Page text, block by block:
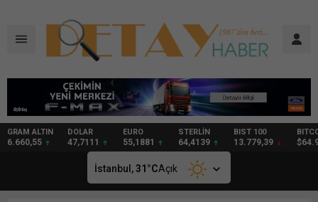
DOLAR
47,7111
EURO
55,1881
STERLİN
64,4139
BIST 100
13.779,39
BITCOIN
$64.963 97,57
İstanbul,31 °CAçık